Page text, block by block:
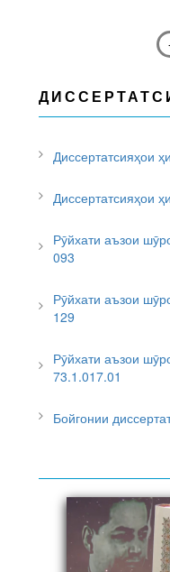
Диссертатсияҳои
Диссертатсияҳои
Рӯйхати аъзои
093
Рӯйхати аъзои
129
Рӯйхати аъзои
73.1.017.01
Бойгонии